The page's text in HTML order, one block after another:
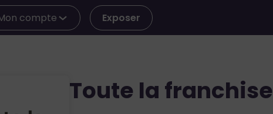
compte Exposer
Toute la franchise